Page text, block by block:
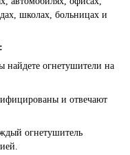
школах, больницах и
найдете огнетушители на
и отвечают
огнетушитель